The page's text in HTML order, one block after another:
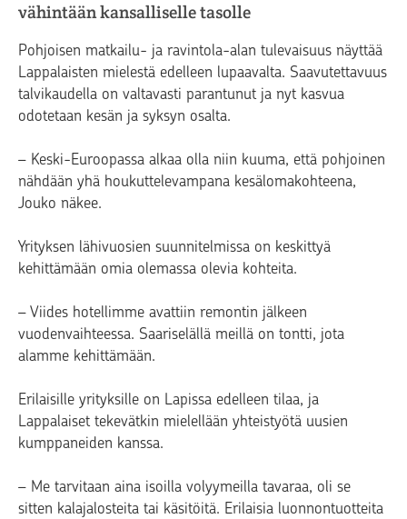
vähintään kansalliselle tasolle
Pohjoisen matkailu- ja ravintola-alan tulevaisuus näyttää
Lappalaisten mielestä edelleen lupaavalta. Saavutettavuus
talvikaudella on valtavasti parantunut ja nyt kasvua
odotetaan kesän ja syksyn osalta.
– Keski-Euroopassa alkaa olla niin kuuma, että pohjoinen
nähdään yhä houkuttelevampana kesälomakohteena,
Jouko näkee.
Yrityksen lähivuosien suunnitelmissa on keskittyä
kehittämään omia olemassa olevia kohteita.
– Viides hotellimme avattiin remontin jälkeen
vuodenvaihteessa. Saariselällä meillä on tontti, jota
alamme kehittämään.
Erilaisille yrityksille on Lapissa edelleen tilaa, ja
Lappalaiset tekevätkin mielellään yhteistyötä uusien
kumppaneiden kanssa.
– Me tarvitaan aina isoilla volyymeilla tavaraa, oli se
sitten kalajalosteita tai käsitöitä. Erilaisia luonnontuotteita